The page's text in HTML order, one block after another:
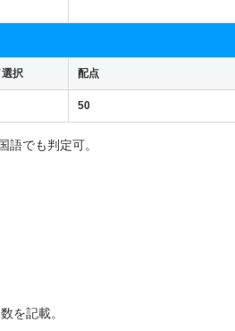
選択 配点
50
でも判定可。
を記載。